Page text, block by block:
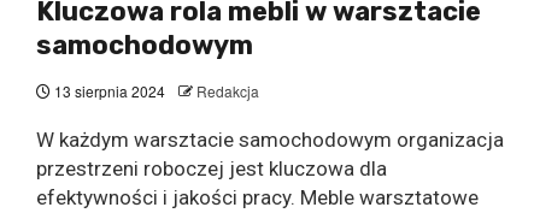
Kluczowa rola mebli w warsztacie
samochodowym
13 sierpnia 2024 Redakcja
W każdym warsztacie samochodowym organizacja
przestrzeni roboczej jest kluczowa dla
efektywności i jakości pracy. Meble warsztatowe